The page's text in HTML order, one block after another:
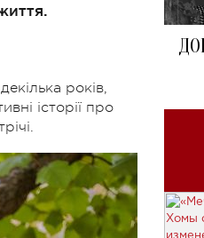
років,
історії про